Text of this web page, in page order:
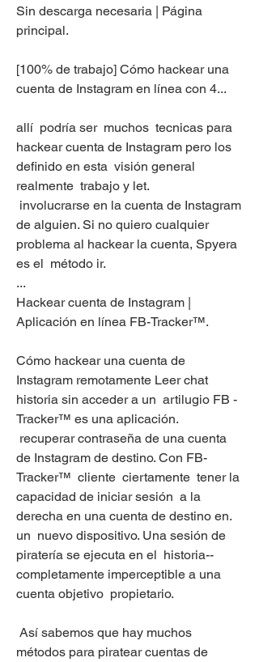
Sin descarga necesaria | Página
principal.
[100% de trabajo] Cómo hackear una
cuenta de Instagram en línea con 4...
allí  podría ser  muchos  tecnicas para
hackear cuenta de Instagram pero los
definido en esta  visión general
realmente  trabajo y let.
de alguien. Si no quiero cualquier
problema al hackear la cuenta, Spyera
es el  método ir.
...
Hackear cuenta de Instagram |
Aplicación en línea FB-Tracker™.
Cómo hackear una cuenta de
Instagram remotamente Leer chat
historia sin acceder a un  artilugio FB -
Tracker™ es una aplicación.
de Instagram de destino. Con FB-
Tracker™  cliente  ciertamente  tener la
capacidad de iniciar sesión  a la
derecha en una cuenta de destino en.
un  nuevo dispositivo. Una sesión de
piratería se ejecuta en el  historia--
completamente imperceptible a una
cuenta objetivo  propietario.
métodos para piratear cuentas de